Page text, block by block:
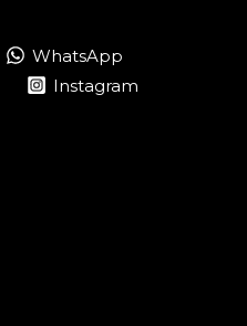
WhatsApp
Instagram